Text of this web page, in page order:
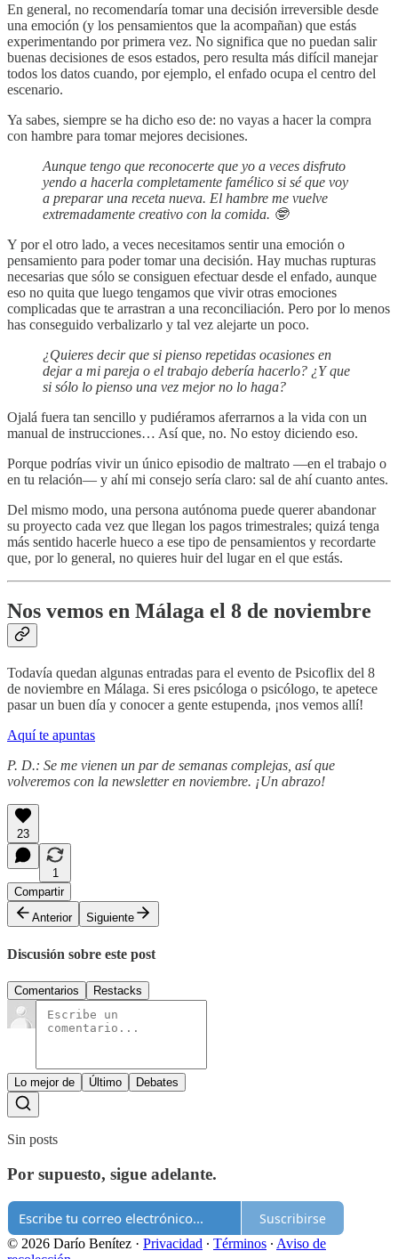
En general, no recomendaría tomar una decisión irreversible desde
una emoción (y los pensamientos que la acompañan) que estás
experimentando por primera vez. No significa que no puedan salir
buenas decisiones de esos estados, pero resulta más difícil manejar
todos los datos cuando, por ejemplo, el enfado ocupa el centro del
escenario.
Ya sabes, siempre se ha dicho eso de: no vayas a hacer la compra
con hambre para tomar mejores decisiones.
Aunque tengo que reconocerte que yo a veces disfruto
yendo a hacerla completamente famélico si sé que voy
a preparar una receta nueva. El hambre me vuelve
extremadamente creativo con la comida. 🤓
Y por el otro lado, a veces necesitamos sentir una emoción o
pensamiento para poder tomar una decisión. Hay muchas rupturas
necesarias que sólo se consiguen efectuar desde el enfado, aunque
eso no quita que luego tengamos que vivir otras emociones
complicadas que te arrastran a una reconciliación. Pero por lo menos
has conseguido verbalizarlo y tal vez alejarte un poco.
¿Quieres decir que si pienso repetidas ocasiones en
dejar a mi pareja o el trabajo debería hacerlo? ¿Y que
si sólo lo pienso una vez mejor no lo haga?
Ojalá fuera tan sencillo y pudiéramos aferrarnos a la vida con un
manual de instrucciones… Así que, no. No estoy diciendo eso.
Porque podrías vivir un único episodio de maltrato —en el trabajo o
en tu relación— y ahí mi consejo sería claro: sal de ahí cuanto antes.
Del mismo modo, una persona autónoma puede querer abandonar
su proyecto cada vez que llegan los pagos trimestrales; quizá tenga
más sentido hacerle hueco a ese tipo de pensamientos y recordarte
que, por lo general, no quieres huir del lugar en el que estás.
Nos vemos en Málaga el 8 de noviembre
Todavía quedan algunas entradas para el evento de Psicoflix del 8
de noviembre en Málaga. Si eres psicóloga o psicólogo, te apetece
pasar un buen día y conocer a gente estupenda, ¡nos vemos allí!
Aquí te apuntas
P. D.: Se me vienen un par de semanas complejas, así que
volveremos con la newsletter en noviembre. ¡Un abrazo!
23
1
Compartir
Anterior
Siguiente
Discusión sobre este post
Comentarios Restacks
Lo mejor de Último Debates
Sin posts
Por supuesto, sigue adelante.
Suscribirse
© 2026 Darío Benítez · Privacidad ∙ Términos ∙ Aviso de